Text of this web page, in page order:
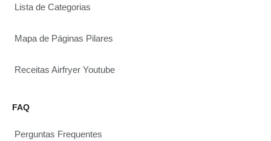
Lista de Categorias
Mapa de Páginas Pilares
Receitas Airfryer Youtube
FAQ
Perguntas Frequentes